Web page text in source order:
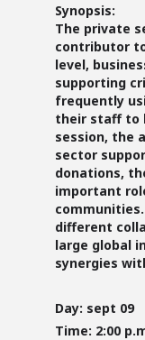
Synopsis:
The private
contributor
level,
supporting
frequently
their staff to
session, the
sector
donations,
important
different
large global
synergies
Day: sept 09
Time: 2:00